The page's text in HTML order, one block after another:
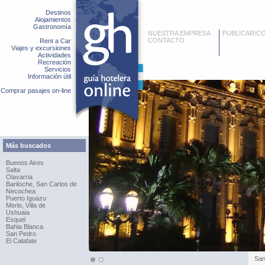
Destinos
Alojamientos
Gastronomía
Rent a Car
Viajes y excursiones
Actividades
Recreación
Servicios
Información útil
Comprar pasajes on-line
Más buscados
Buenos Aires
Salta
Olavarria
Bariloche, San Carlos de
Necochea
Puerto Iguazu
Merlo, Villa de
Ushuaia
Esquel
Bahia Blanca
San Pedro
El Calafate
NUESTRA EMPRESA
CONTACTO
PUBLICAR/